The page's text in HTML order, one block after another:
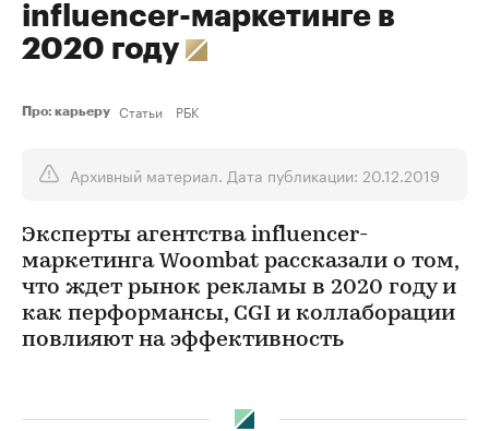
influencer-маркетинге в
2020 году
Про: карьеру Статьи РБК
Архивный материал. Дата публикации: 20.12.2019
Эксперты агентства influencer-
маркетинга Woombat рассказали о том,
что ждет рынок рекламы в 2020 году и
как перформансы, CGI и коллаборации
повлияют на эффективность